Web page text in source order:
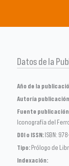
Datos de la
Año de la
Autoría
Fuente
Iconografía del
DOI o ISSN:ISBN:
Tipo:Prólogo de
Indexación: